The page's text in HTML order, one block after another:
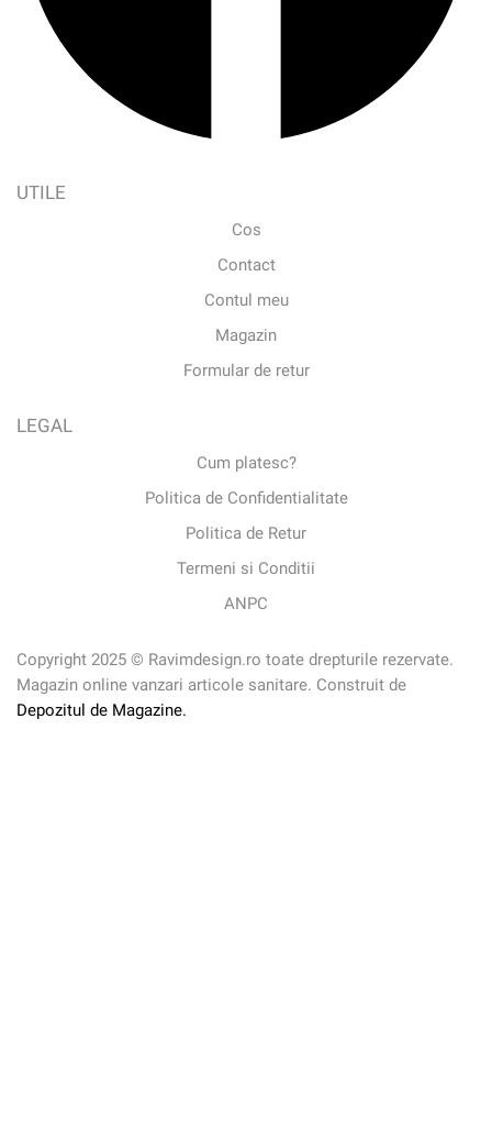
UTILE
Cos
Contact
Contul meu
Magazin
Formular de retur
LEGAL
Cum platesc?
Politica de Confidentialitate
Politica de Retur
Termeni si Conditii
ANPC
Copyright 2025 © Ravimdesign.ro toate drepturile rezervate.
Magazin online vanzari articole sanitare. Construit de
Depozitul de Magazine.